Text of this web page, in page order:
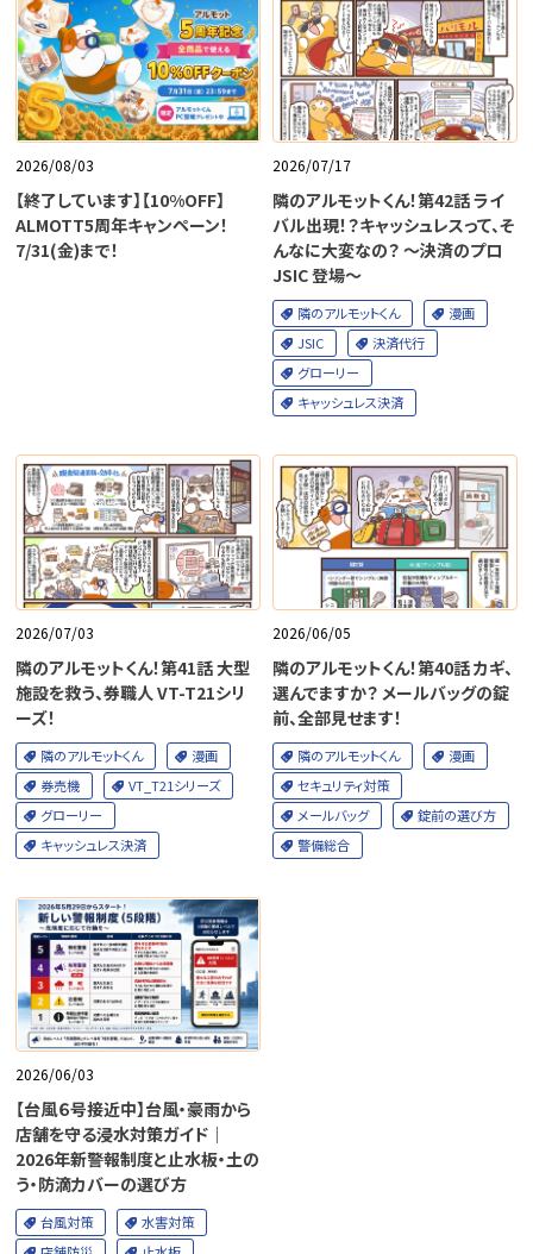
2026/08/03
【終了しています】【10%OFF】
ALMOTT5周年キャンペーン！
7/31(金)まで！
2026/07/17
隣のアルモットくん！第42話 ライ
バル出現！？キャッシュレスって、そ
んなに大変なの？ ～決済のプロ
JSIC 登場～
隣のアルモットくん
漫画
JSIC
決済代行
グローリー
キャッシュレス決済
2026/07/03
隣のアルモットくん！第41話 大型
施設を救う、券職人 VT-T21シリ
ーズ！
隣のアルモットくん
漫画
券売機
VT_T21シリーズ
グローリー
キャッシュレス決済
2026/06/05
隣のアルモットくん！第40話 カギ、
選んでますか？ メールバッグの錠
前、全部見せます！
隣のアルモットくん
漫画
セキュリティ対策
メールバッグ
錠前の選び方
警備総合
2026/06/03
【台風６号接近中】台風・豪雨から
店舗を守る浸水対策ガイド｜
2026年新警報制度と止水板・土の
う・防滴カバーの選び方
台風対策
水害対策